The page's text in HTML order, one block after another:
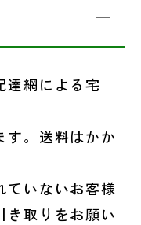
達網による宅
す。送料はかか
ていないお客様
き取りをお願い